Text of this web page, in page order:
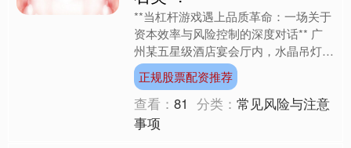
**当杠杆游戏遇上品质革命：一场关于
资本效率与风险控制的深度对话** 广
州某五星级酒店宴会厅内，水晶吊灯折
射出璀璨光芒。当崇达技术代表从捷普
高管手中接过"品质磐....
正规股票配资推荐
查看：81 分类：常见风险与注意
事项